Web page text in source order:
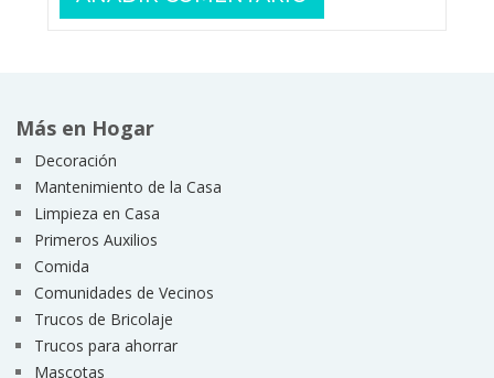
Más en Hogar
Decoración
Mantenimiento de la Casa
Limpieza en Casa
Primeros Auxilios
Comida
Comunidades de Vecinos
Trucos de Bricolaje
Trucos para ahorrar
Mascotas